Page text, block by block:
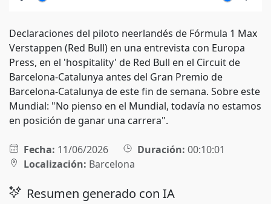
Declaraciones del piloto neerlandés de Fórmula 1 Max
Verstappen (Red Bull) en una entrevista con Europa
Press, en el 'hospitality' de Red Bull en el Circuit de
Barcelona-Catalunya antes del Gran Premio de
Barcelona-Catalunya de este fin de semana. Sobre este
Mundial: "No pienso en el Mundial, todavía no estamos
en posición de ganar una carrera".
Fecha: 11/06/2026 Duración: 00:10:01
Localización: Barcelona
Resumen generado con IA